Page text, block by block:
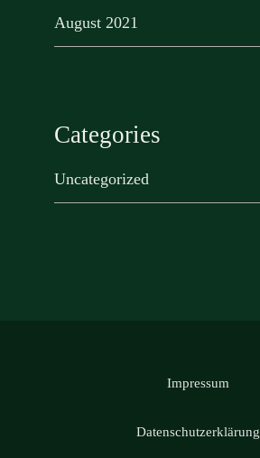
August 2021
Categories
Uncategorized
Impressum
Datenschutzerklärung